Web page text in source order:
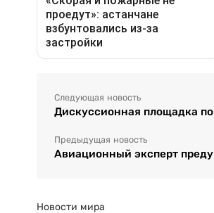
Следующая новость
Дискуссионная площадка
Предыдущая новость
Авиационный эксперт
Новости мира